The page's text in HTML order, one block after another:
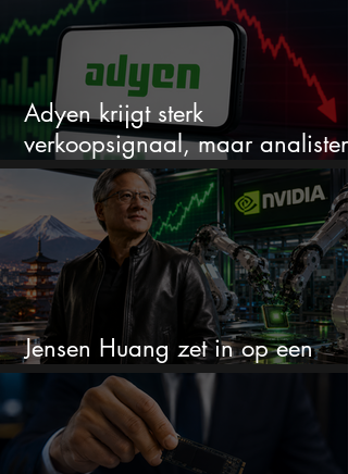
Adyen krijgt sterk
verkoopsignaal, maar analisten
zien juist een koopkans
Jensen Huang zet in op een
aandeel dat bijna niemand kent